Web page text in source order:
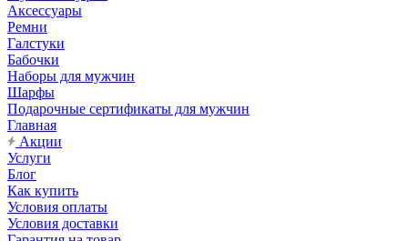
Аксессуары
Ремни
Галстуки
Бабочки
Наборы для мужчин
Шарфы
Подарочные сертификаты для мужчин
Главная
Акции
Услуги
Блог
Как купить
Условия оплаты
Условия доставки